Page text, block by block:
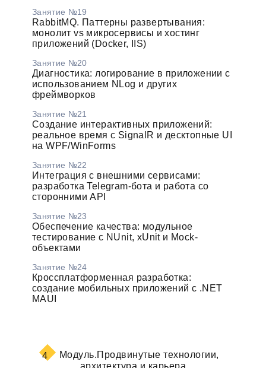
Занятие №19
RabbitMQ. Паттерны развертывания:
монолит vs микросервисы и хостинг
приложений (Docker, IIS)
Занятие №20
Диагностика: логирование в приложении с
использованием NLog и других
фреймворков
Занятие №21
Создание интерактивных приложений:
реальное время с SignalR и десктопные UI
на WPF/WinForms
Занятие №22
Интеграция с внешними сервисами:
разработка Telegram-бота и работа со
сторонними API
Занятие №23
Обеспечение качества: модульное
тестирование с NUnit, xUnit и Mock-
объектами
Занятие №24
Кроссплатформенная разработка:
создание мобильных приложений с .NET
MAUI
4 Модуль.Продвинутые технологии,
архитектура и карьера